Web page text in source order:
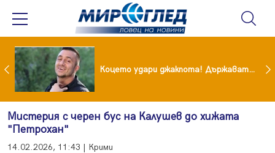
Тишина преди бурята! Защо Саня Армутлиева продължава да мълчи за раздялата с Дара? Коцето удари джакпота! Държавата му плаща 95 000 евро
Мистерия с черен бус на Калушев до хижата
"Петрохан"
14.02.2026, 11:43 | Крими